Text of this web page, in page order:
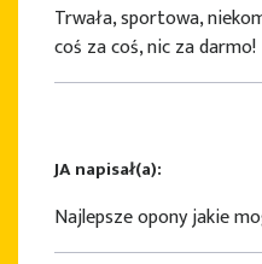
Trwała, sportowa,
coś za coś, nic za darmo!
JA napisał(a):
Najlepsze opony jakie